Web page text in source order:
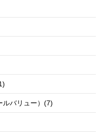
ルバリュー）(7)